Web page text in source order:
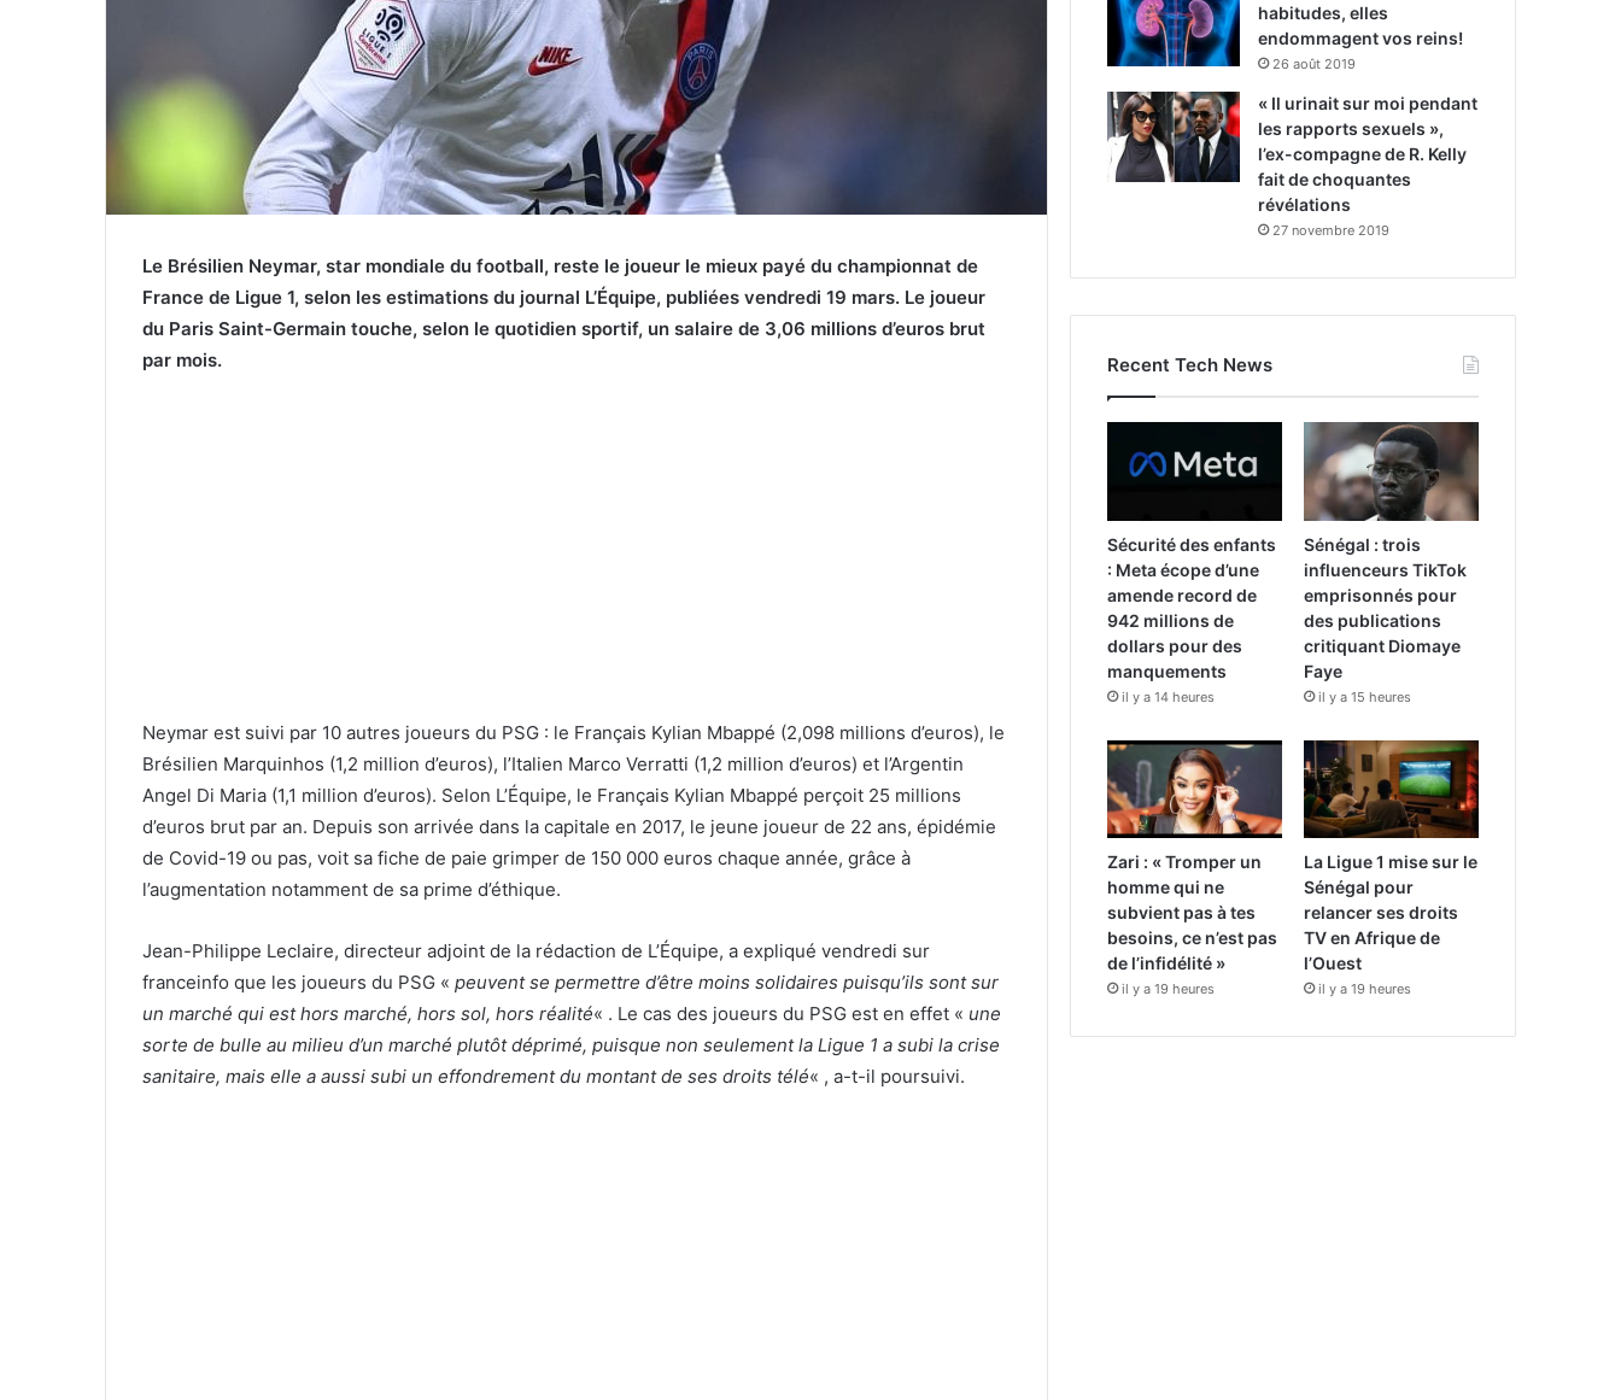
Le Brésilien Neymar, star mondiale du football, reste le joueur le mieux payé du championnat de
France de Ligue 1, selon les estimations du journal L’Équipe, publiées vendredi 19 mars. Le joueur
du Paris Saint-Germain touche, selon le quotidien sportif, un salaire de 3,06 millions d’euros brut
par mois.
Neymar est suivi par 10 autres joueurs du PSG : le Français Kylian Mbappé (2,098 millions d’euros), le
Brésilien Marquinhos (1,2 million d’euros), l’Italien Marco Verratti (1,2 million d’euros) et l’Argentin
Angel Di Maria (1,1 million d’euros). Selon L’Équipe, le Français Kylian Mbappé perçoit 25 millions
d’euros brut par an. Depuis son arrivée dans la capitale en 2017, le jeune joueur de 22 ans, épidémie
de Covid-19 ou pas, voit sa fiche de paie grimper de 150 000 euros chaque année, grâce à
l’augmentation notamment de sa prime d’éthique.
Jean-Philippe Leclaire, directeur adjoint de la rédaction de L’Équipe, a expliqué vendredi sur
franceinfo que les joueurs du PSG « peuvent se permettre d’être moins solidaires puisqu’ils sont sur
un marché qui est hors marché, hors sol, hors réalité« . Le cas des joueurs du PSG est en effet « une
sorte de bulle au milieu d’un marché plutôt déprimé, puisque non seulement la Ligue 1 a subi la crise
sanitaire, mais elle a aussi subi un effondrement du montant de ses droits télé« , a-t-il poursuivi.
habitudes, elles
endommagent vos reins!
26 août 2019
« Il urinait sur moi pendant
les rapports sexuels »,
l’ex-compagne de R. Kelly
fait de choquantes
révélations
27 novembre 2019
Recent Tech News
Sécurité des enfants
: Meta écope d’une
amende record de
942 millions de
dollars pour des
manquements
il y a 14 heures
Sénégal : trois
influenceurs TikTok
emprisonnés pour
des publications
critiquant Diomaye
Faye
il y a 15 heures
Zari : « Tromper un
homme qui ne
subvient pas à tes
besoins, ce n’est pas
de l’infidélité »
il y a 19 heures
La Ligue 1 mise sur le
Sénégal pour
relancer ses droits
TV en Afrique de
l’Ouest
il y a 19 heures